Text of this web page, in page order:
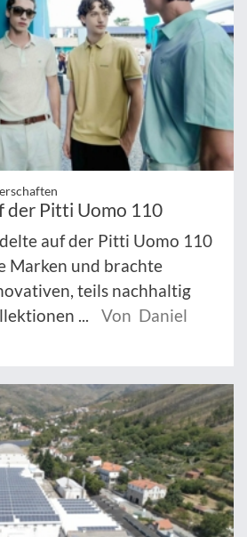
der Pitti Uomo 110
auf der Pitti Uomo 110
Marken und brachte
teils nachhaltig
...
Von Daniel